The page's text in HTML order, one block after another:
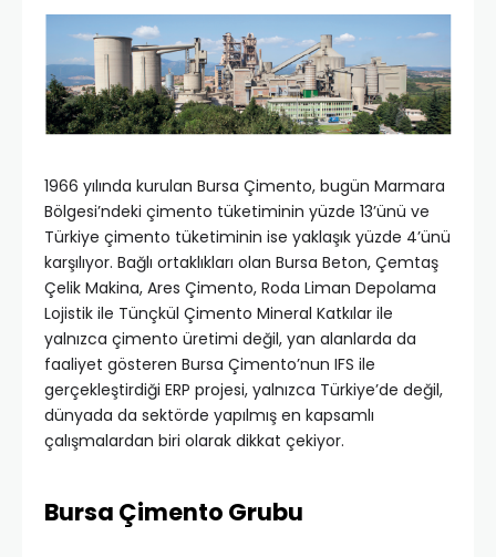
1966 yılında kurulan Bursa Çimento, bugün Marmara
Bölgesi’ndeki çimento tüketiminin yüzde 13’ünü ve
Türkiye çimento tüketiminin ise yaklaşık yüzde 4’ünü
karşılıyor. Bağlı ortaklıkları olan Bursa Beton, Çemtaş
Çelik Makina, Ares Çimento, Roda Liman Depolama
Lojistik ile Tünçkül Çimento Mineral Katkılar ile
yalnızca çimento üretimi değil, yan alanlarda da
faaliyet gösteren Bursa Çimento’nun IFS ile
gerçekleştirdiği ERP projesi, yalnızca Türkiye’de değil,
dünyada da sektörde yapılmış en kapsamlı
çalışmalardan biri olarak dikkat çekiyor.
Bursa Çimento Grubu